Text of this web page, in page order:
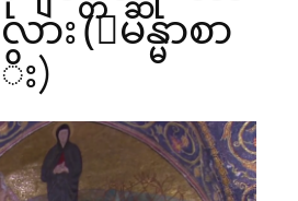
း (ျမန္မာစာ
)